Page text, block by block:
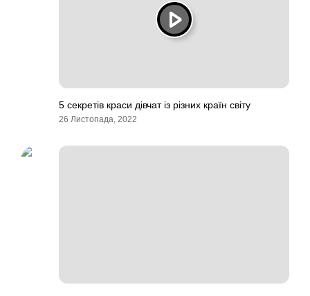
5 секретів краси дівчат із різних країн світу
26 Листопада, 2022